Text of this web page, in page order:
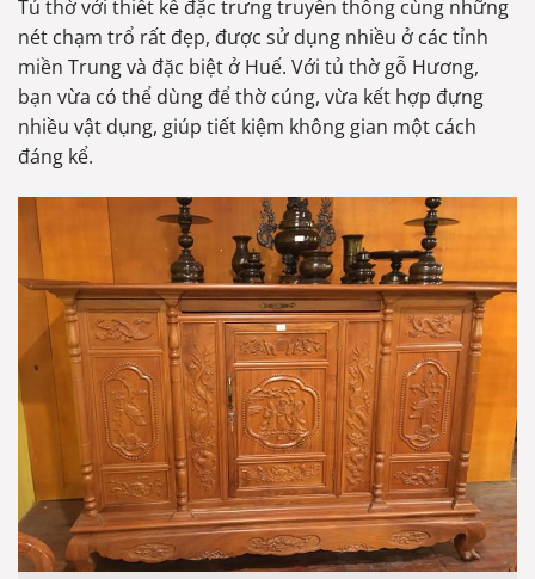
Tủ thờ với thiết kế đặc trưng truyền thống cùng những
nét chạm trổ rất đẹp, được sử dụng nhiều ở các tỉnh
miền Trung và đặc biệt ở Huế. Với tủ thờ gỗ Hương,
bạn vừa có thể dùng để thờ cúng, vừa kết hợp đựng
nhiều vật dụng, giúp tiết kiệm không gian một cách
đáng kể.